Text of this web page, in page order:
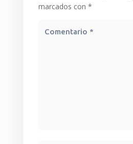
marcados con *